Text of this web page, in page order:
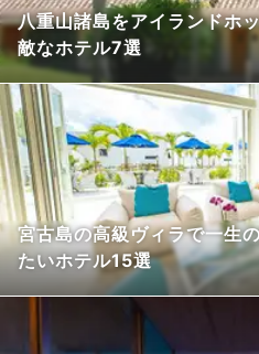
八重山諸島をアイランドホ
敵なホテル7選
宮古島の高級ヴィラで一生
たいホテル15選